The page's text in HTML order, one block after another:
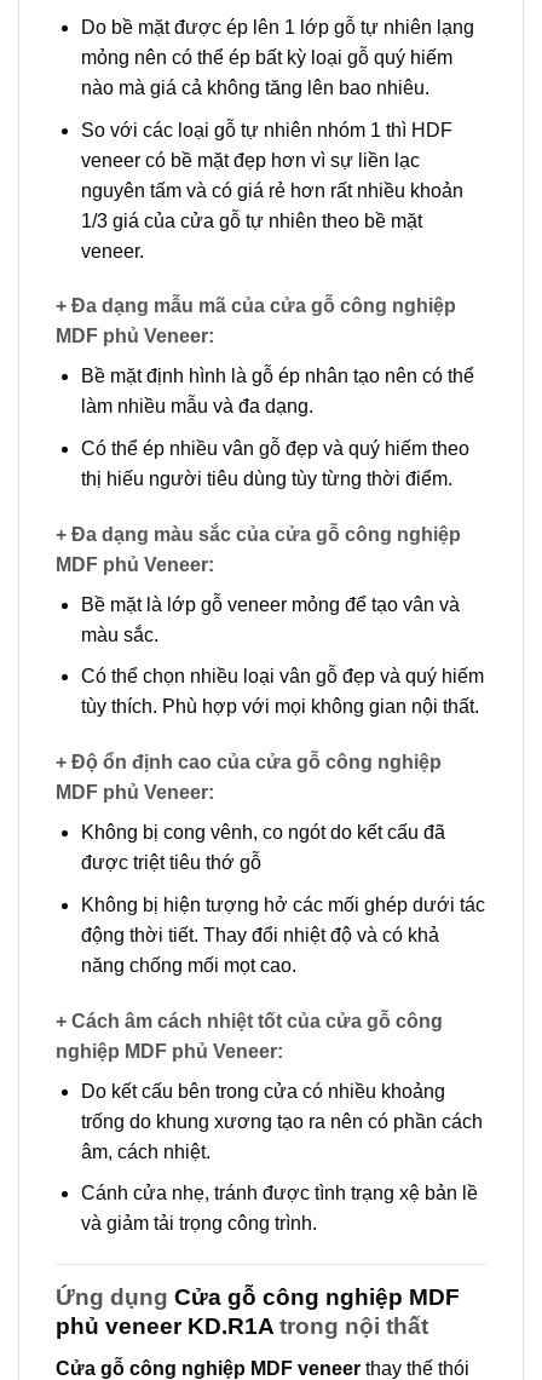
Do bề mặt được ép lên 1 lớp gỗ tự nhiên lạng
mỏng nên có thể ép bất kỳ loại gỗ quý hiếm
nào mà giá cả không tăng lên bao nhiêu.
So với các loại gỗ tự nhiên nhóm 1 thì HDF
veneer có bề mặt đẹp hơn vì sự liền lạc
nguyên tấm và có giá rẻ hơn rất nhiều khoản
1/3 giá của cửa gỗ tự nhiên theo bề mặt
veneer.
+ Đa dạng mẫu mã của cửa gỗ công nghiệp
MDF phủ Veneer:
Bề mặt định hình là gỗ ép nhân tạo nên có thể
làm nhiều mẫu và đa dạng.
Có thể ép nhiều vân gỗ đẹp và quý hiếm theo
thị hiếu người tiêu dùng tùy từng thời điểm.
+ Đa dạng màu sắc của cửa gỗ công nghiệp
MDF phủ Veneer:
Bề mặt là lớp gỗ veneer mỏng để tạo vân và
màu sắc.
Có thể chọn nhiều loại vân gỗ đẹp và quý hiếm
tùy thích. Phù hợp với mọi không gian nội thất.
+ Độ ổn định cao của cửa gỗ công nghiệp
MDF phủ Veneer:
Không bị cong vênh, co ngót do kết cấu đã
được triệt tiêu thớ gỗ
Không bị hiện tượng hở các mối ghép dưới tác
động thời tiết. Thay đổi nhiệt độ và có khả
năng chống mối mọt cao.
+ Cách âm cách nhiệt tốt của cửa gỗ công
nghiệp MDF phủ Veneer:
Do kết cấu bên trong cửa có nhiều khoảng
trống do khung xương tạo ra nên có phần cách
âm, cách nhiệt.
Cánh cửa nhẹ, tránh được tình trạng xệ bản lề
và giảm tải trọng công trình.
Ứng dụng Cửa gỗ công nghiệp MDF
phủ veneer KD.R1A trong nội thất
Cửa gỗ công nghiệp MDF veneer thay thế thói